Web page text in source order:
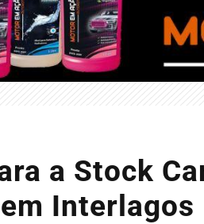
a Stock
Interlagos